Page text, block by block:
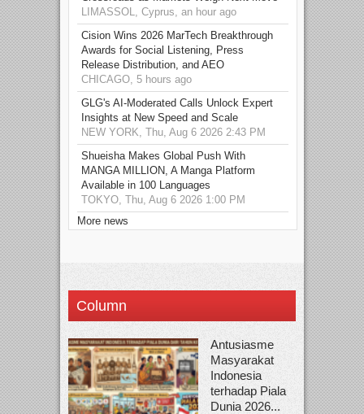
LIMASSOL, Cyprus, an hour ago
Cision Wins 2026 MarTech Breakthrough
Awards for Social Listening, Press
Release Distribution, and AEO
CHICAGO, 5 hours ago
GLG's AI-Moderated Calls Unlock Expert
Insights at New Speed and Scale
NEW YORK, Thu, Aug 6 2026 2:43 PM
Shueisha Makes Global Push With
MANGA MILLION, A Manga Platform
Available in 100 Languages
TOKYO, Thu, Aug 6 2026 1:00 PM
More news
Column
Antusiasme
Masyarakat
Indonesia
terhadap Piala
Dunia 2026...